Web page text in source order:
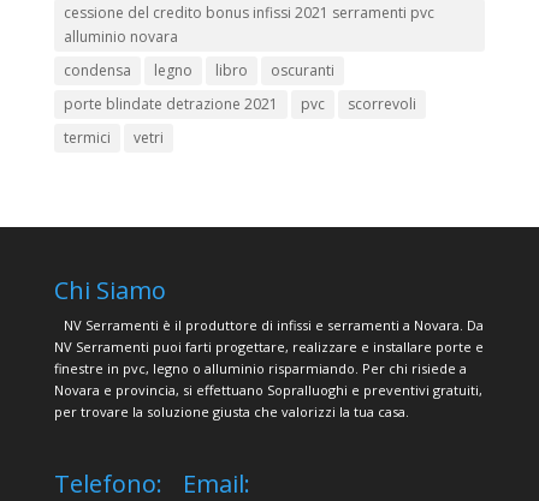
cessione del credito bonus infissi 2021 serramenti pvc
alluminio novara
condensa
legno libro
oscuranti
porte blindate detrazione 2021
pvc
scorrevoli
termici
vetri
Chi Siamo
NV Serramenti è il produttore di infissi e serramenti a Novara. Da
NV Serramenti puoi farti progettare, realizzare e installare porte e
finestre in pvc, legno o alluminio risparmiando. Per chi risiede a
Novara e provincia, si effettuano Sopralluoghi e preventivi gratuiti,
per trovare la soluzione giusta che valorizzi la tua casa.
Telefono: Email: